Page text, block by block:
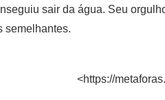
sair da água. Seu
semelhantes.
<https://